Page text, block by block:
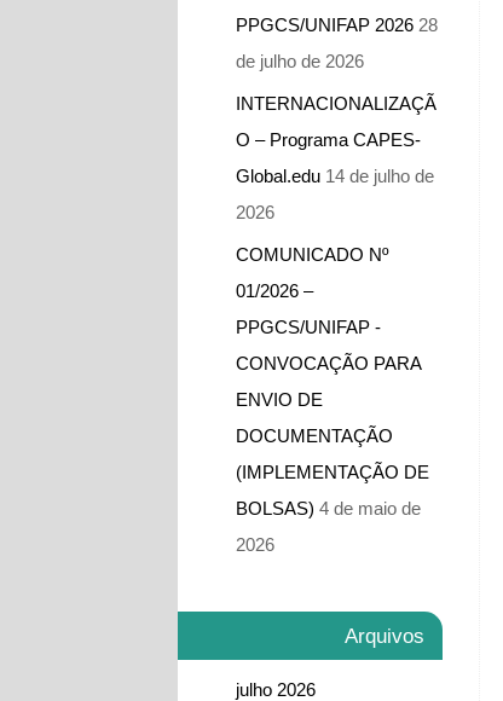
PPGCS/UNIFAP 2026 28
de julho de 2026
INTERNACIONALIZAÇÃ
O – Programa CAPES-
Global.edu 14 de julho de
2026
COMUNICADO Nº
01/2026 –
PPGCS/UNIFAP -​
CONVOCAÇÃO PARA
ENVIO DE
DOCUMENTAÇÃO
(IMPLEMENTAÇÃO DE
BOLSAS) 4 de maio de
2026
Arquivos
julho 2026